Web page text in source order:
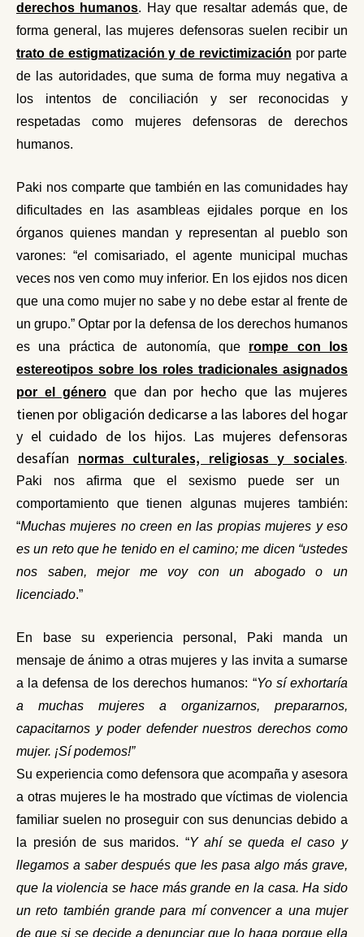
derechos humanos. Hay que resaltar además que, de
forma general,
las mujeres defensoras suelen recibir un
trato de estigmatización y de revictimización por parte
de las autoridades, que suma de forma muy negativa a
los intentos de conciliación y ser reconocidas y
respetadas como mujeres defensoras de derechos
humanos.
Paki nos comparte que también en las comunidades hay
dificultades en las asambleas ejidales porque en los
órganos quienes mandan y representan al pueblo son
varones: “el comisariado, el agente municipal muchas
veces nos ven como muy inferior. En los ejidos nos dicen
que una como mujer no sabe y no debe estar al frente de
un grupo.” Optar por la defensa de los derechos humanos
es una práctica de autonomía, que rompe con l os
estereotipos sobre los roles tradicionales asignados
por el géneroque dan por hecho que las mujeres
tienen por obligación dedicarse a las labores del hogar
y el cuidado de los hijos. Las mujeres defensoras
desafían normas culturales, religiosas y sociales.
Paki nos afirma que el sexismo puede ser un
comportamiento que tienen algunas mujeres también:
“Muchas mujeres no creen en las propias mujeres y eso
es un reto que he tenido en el camino; me dicen “ustedes
nos saben, mejor me voy con un abogado o un
licenciado.”
En base su experiencia personal, Paki manda un
mensaje de ánimo a otras mujeres y las invita a sumarse
a la defensa de los derechos humanos: “Yo sí exhortaría
a muchas mujeres a organizarnos, prepararnos,
capacitarnos y poder defender nuestros derechos como
mujer. ¡Sí podemos!”
Su experiencia como defensora que acompaña y asesora
a otras mujeres le ha mostrado que víctimas de violencia
familiar suelen no proseguir con sus denuncias debido a
la presión de sus maridos. “Yahí se queda el caso y
llegamos a saber después que les pasa algo más grave,
que la violencia se hace más grande en la casa.Ha sido
un reto también grande para mí convencer a una mujer
de que si se decide a denunciar que lo haga porque ella